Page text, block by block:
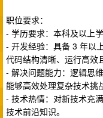
职位要求：
- 学历要求：本科及以上
- 开发经验：具备 3 年以
代码结构清晰、运行高效
- 解决问题能力：逻辑思
能够高效处理复杂技术挑
- 技术热情：对新技术充
技术前沿知识。